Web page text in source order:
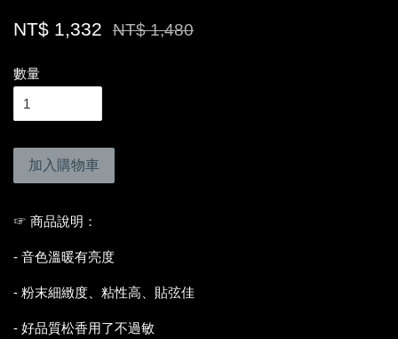
NT$ 1,332 NT$ 1,480
數量
加入購物車
☞ 商品說明：
- 音色溫暖有亮度
- 粉末細緻度、粘性高、貼弦佳
- 好品質松香用了不過敏